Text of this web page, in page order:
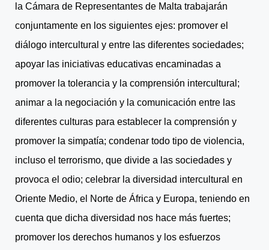
la Cámara de Representantes de Malta trabajarán
conjuntamente en los siguientes ejes: promover el
diálogo intercultural y entre las diferentes sociedades;
apoyar las iniciativas educativas encaminadas a
promover la tolerancia y la comprensión intercultural;
animar a la negociación y la comunicación entre las
diferentes culturas para establecer la comprensión y
promover la simpatía; condenar todo tipo de violencia,
incluso el terrorismo, que divide a las sociedades y
provoca el odio; celebrar la diversidad intercultural en
Oriente Medio, el Norte de África y Europa, teniendo en
cuenta que dicha diversidad nos hace más fuertes;
promover los derechos humanos y los esfuerzos